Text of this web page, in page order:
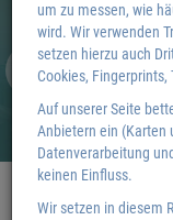
um zu messen, wie
wird. Wir verwenden
setzen hierzu auch
Cookies, Fingerprints,
Auf unserer Seite
Anbietern ein (Karten
Datenverarbeitung
keinen Einfluss.
Wir setzen in diesem